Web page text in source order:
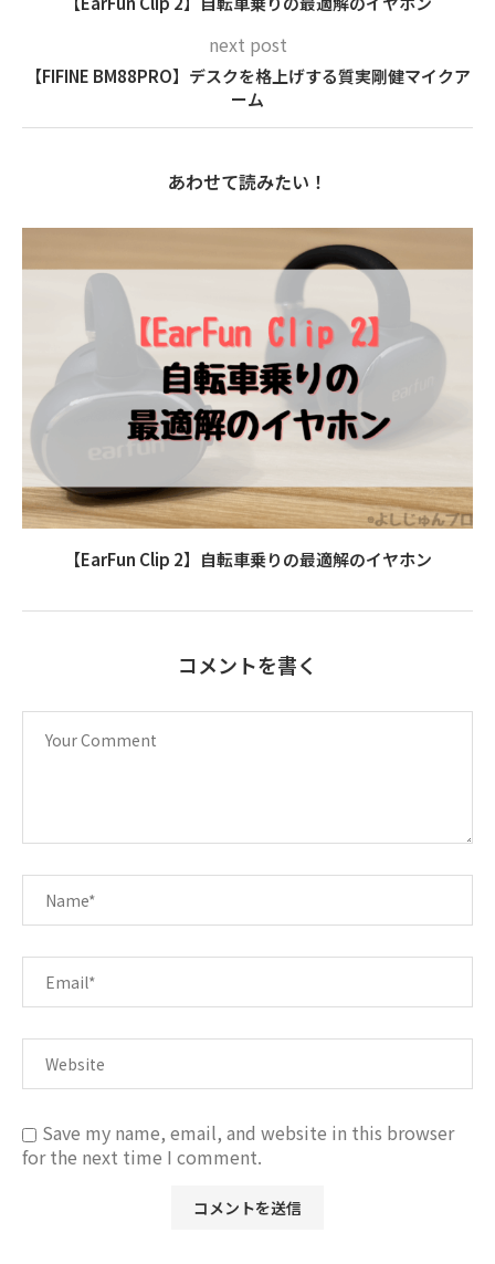
next post
【FIFINE BM88PRO】デスクを格上げする質実剛健マイクア
ーム
あわせて読みたい！
【EarFun Clip 2】自転車乗りの最適解のイヤホン
コメントを書く
Save my name, email, and website in this browser
for the next time I comment.